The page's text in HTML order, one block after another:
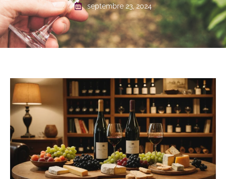
septembre 23, 2024